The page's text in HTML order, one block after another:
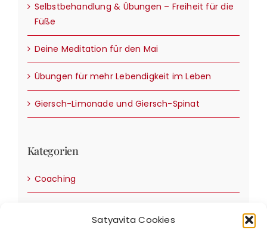
Satyavita Cookies
Selbstbehandlung & Übungen – Freiheit für die
Füße
Deine Meditation für den Mai
Übungen für mehr Lebendigkeit im Leben
Giersch-Limonade und Giersch-Spinat
Kategorien
Coaching